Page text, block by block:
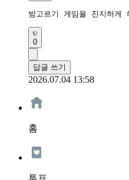
방고르기 게임을 진지하
0
답글 쓰기
2026.07.04 13:58
홈